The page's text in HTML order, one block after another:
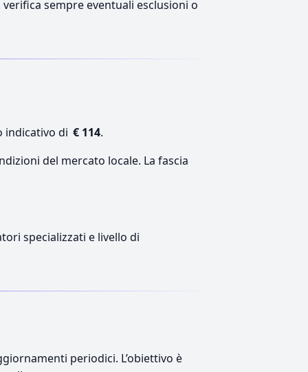
sempre eventuali esclusioni o
indicativo di € 114.
del mercato locale. La fascia
specializzati e livello di
periodici. L’obiettivo è